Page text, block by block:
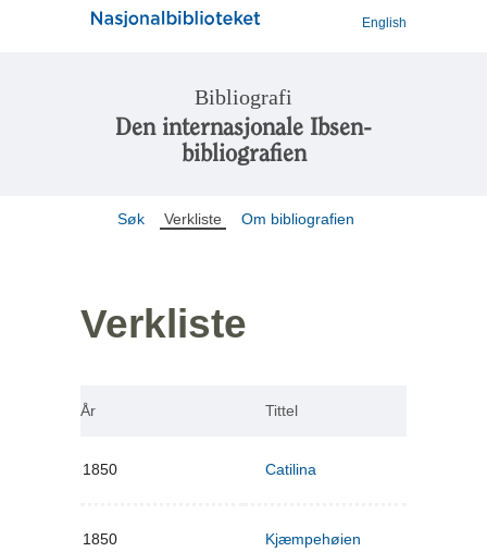
English
Bibliografi
Den internasjonale Ibsen-
bibliografien
Søk Verkliste Om bibliografien
Verkliste
År Tittel
1850 Catilina
1850 Kjæmpehøien